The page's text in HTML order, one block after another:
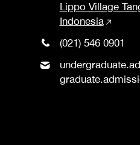
Lippo Village
Indonesia
(021) 546 0901